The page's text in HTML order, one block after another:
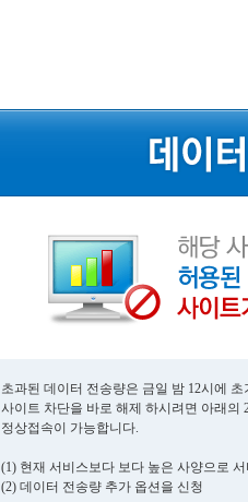
초과된 데이터 전송량은 금일 밤 12시에
사이트 차단을 바로 해제 하시려면 아래의
정상접속이 가능합니다.
(1) 현재 서비스보다 보다 높은 사양으로
(2) 데이터 전송량 추가 옵션을 신청